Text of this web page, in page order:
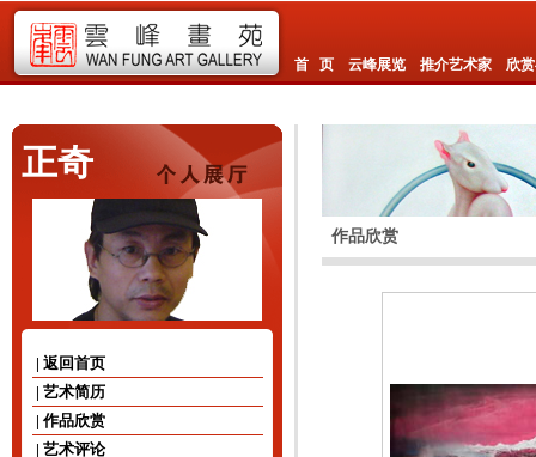
首 页 云峰展览 推介艺术家 欣
正奇
| 返回首页
| 艺术简历
| 作品欣赏
| 艺术评论
作品欣赏